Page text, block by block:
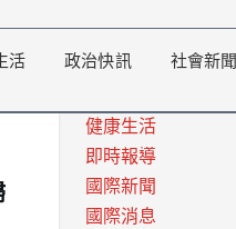
活 政治快訊 社會新聞
健康生活
即時報導
國際新聞
國際消息